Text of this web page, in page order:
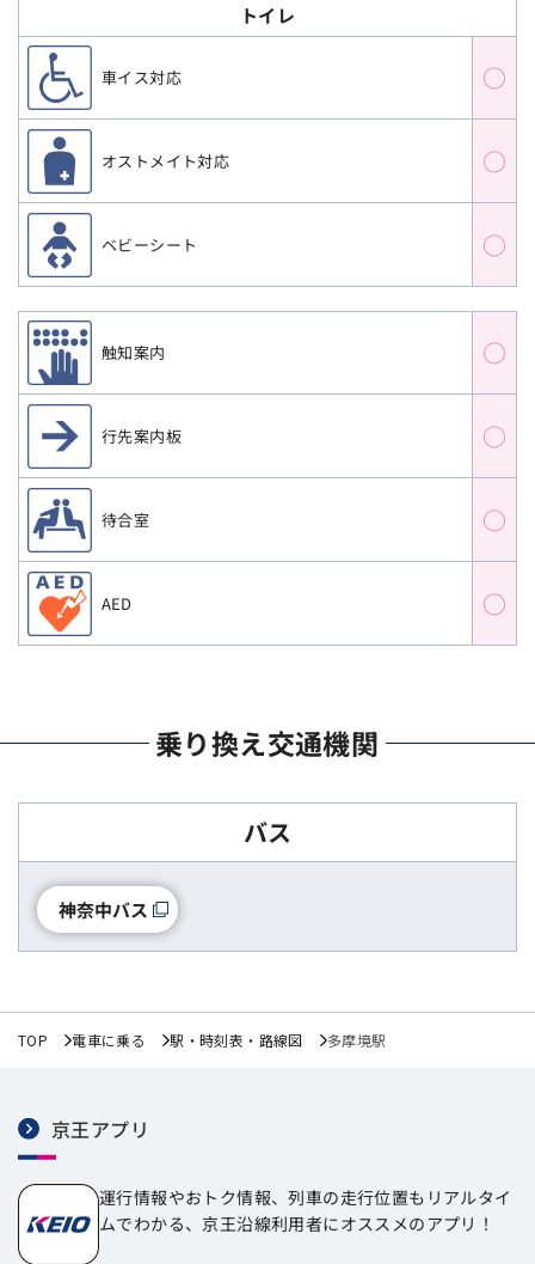
トイレ
車イス対応 ○
オストメイト対応 ○
ベビーシート ○
触知案内 ○
行先案内板 ○
待合室 ○
AED ○
乗り換え交通機関
バス
神奈中バス
TOP 電車に乗る 駅・時刻表・路線図 多摩境駅
京王アプリ
運行情報やおトク情報、列車の走行位置もリアルタイ
ムでわかる、京王沿線利用者にオススメのアプリ！